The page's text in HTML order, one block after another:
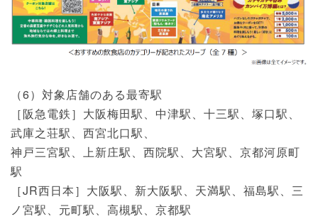
（6）対象店舗のある最寄駅
［阪急電鉄］大阪梅田駅、中津駅、十三駅、塚口駅、
武庫之荘駅、西宮北口駅、
神戸三宮駅、上新庄駅、西院駅、大宮駅、京都河原町
駅
［JR西日本］大阪駅、新大阪駅、天満駅、福島駅、三
ノ宮駅、元町駅、高槻駅、京都駅